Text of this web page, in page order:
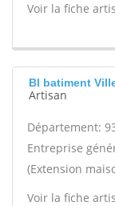
Voir la fiche
Bl batiment
Artisan
Département:
Entreprise
(Extension
Voir la fiche